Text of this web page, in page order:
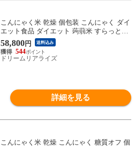
こんにゃく米 乾燥 個包装 こんにゃく ダイ
エット食品 ダイエット 蒟蒻米 すらっとこ
まち 300日本気セット 60g x 300袋 業務用
米 蒟蒻 小分け 糖質制限 糖質オフ 無農薬
こんにゃくライス こんにゃくごはん ロカ
58,800円 送料込み
544
ドリームリアライズ
詳細を見る
こんにゃく米 乾燥 こんにゃく 糖質オフ 個